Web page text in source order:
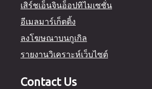
เสิร์ชเอ็นจินอ็อปทิไมเซชั่น
อีเมลมาร์เก็ตติ้ง
ลงโฆษณาบนกูเกิล
รายงานวิเคราะห์เว็บไซต์
Contact Us